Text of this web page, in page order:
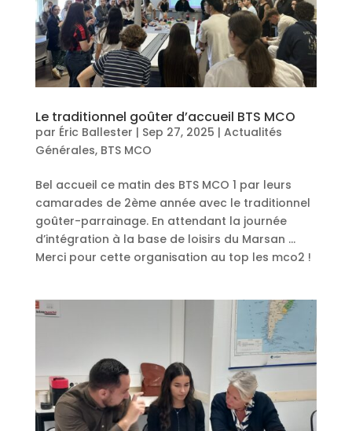
Le traditionnel goûter d’accueil BTS MCO
par Éric Ballester | Sep 27, 2025 | Actualités
Générales, BTS MCO
Bel accueil ce matin des BTS MCO 1 par leurs
camarades de 2ème année avec le traditionnel
goûter-parrainage. En attendant la journée
d’intégration à la base de loisirs du Marsan …
Merci pour cette organisation au top les mco2 !